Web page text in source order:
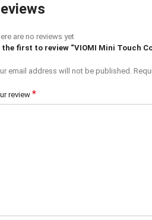
are no reviews yet
the first to review “VIOMI Mini Touch
email address will not be published.
review *